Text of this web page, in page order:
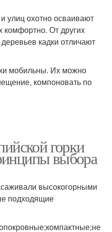
улиц охотно осваивают
комфортно. От других
кадки отличают
мобильны. Их можно
компоновать по
горки
выбора
высокогорными
подходящие